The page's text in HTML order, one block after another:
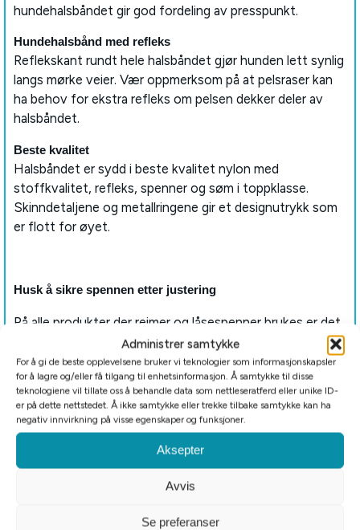
Administrer samtykke
For å gi de beste opplevelsene bruker vi teknologier som informasjonskapsler
for å lagre og/eller få tilgang til enhetsinformasjon. Å samtykke til disse
teknologiene vil tillate oss å behandle data som nettleseratferd eller unike ID-
er på dette nettstedet. Å ikke samtykke eller trekke tilbake samtykke kan ha
negativ innvirkning på visse egenskaper og funksjoner.
Aksepter
Avvis
Se preferanser
hundehalsbåndet gir god fordeling av presspunkt.
Hundehalsbånd med refleks
Reflekskant rundt hele halsbåndet gjør hunden lett synlig
langs mørke veier. Vær oppmerksom på at pelsraser kan
ha behov for ekstra refleks om pelsen dekker deler av
halsbåndet.
Beste kvalitet
Halsbåndet er sydd i beste kvalitet nylon med
stoffkvalitet, refleks, spenner og søm i toppklasse.
Skinndetaljene og metallringene gir et designutrykk som
er flott for øyet.
Husk å sikre spennen etter justering
På alle produkter der reimer og låsespenner brukes er det
viktig å tre remmen tilbake gjennom spennen etter du har
justert inn størrelsen. Dette for å sikre at det ikke glir opp
i aktivitet.
Størrelsestabell Unify hundehalsbånd
XS 30 – 38